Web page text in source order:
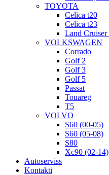
TOYOTA
Celica t20
Celica t23
Land Cruiser
VOLKSWAGEN
Corrado
Golf 2
Golf 3
Golf 5
Passat
Touareg
T5
VOLVO
S60 (00-05)
S60 (05-08)
S80
Xc90 (02-14)
Autoserviss
Kontakti